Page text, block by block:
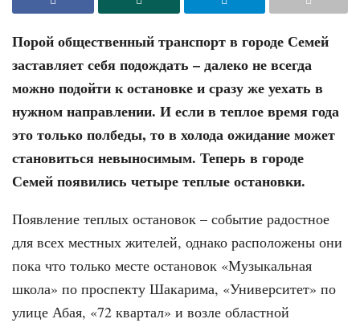
Порой общественный транспорт в городе Семей
заставляет себя подождать – далеко не всегда
можно подойти к остановке и сразу же уехать в
нужном направлении. И если в теплое время года
это только полбеды, то в холода ожидание может
становиться невыносимым. Теперь в городе
Семей появились четыре теплые остановки.
Появление теплых остановок – событие радостное
для всех местных жителей, однако расположены они
пока что только месте остановок «Музыкальная
школа» по проспекту Шакарима, «Университет» по
улице Абая, «72 квартал» и возле областной